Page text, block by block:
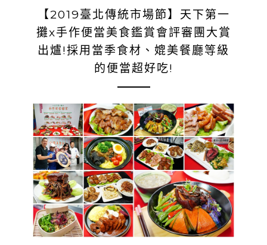
【2019臺北傳統市場節】天下第一
攤x手作便當美食鑑賞會評審團大賞
出爐!採用當季食材、媲美餐廳等級
的便當超好吃!